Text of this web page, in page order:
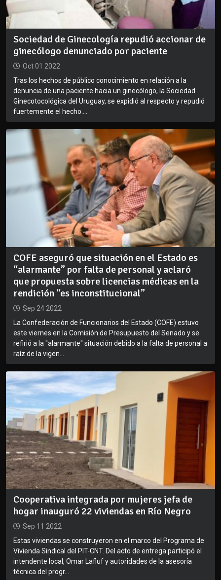
Sociedad de Ginecología repudió accionar de
ginecólogo denunciado por paciente
Oct 01 2022
Tras los hechos de público conocimiento en relación a la
denuncia de una paciente hacia un ginecólogo, la Sociedad
Ginecotocológica del Uruguay, se expidió al respecto y repudió
fuertemente el hecho....
COFE aseguró que situación en el Estado es
“alarmante” por falta de personal y aclaró
que propuesta sobre licencias médicas en la
rendición “es inconstitucional”
Sep 24 2022
La Confederación de Funcionarios del Estado (COFE) estuvo
este viernes en la Comisión de Presupuesto del Senado y se
refirió a la "alarmante" situación debido a la falta de personal a
raíz de la vigen...
Cooperativa integrada por mujeres jefa de
hogar inauguró 22 viviendas en Río Negro
Sep 11 2022
Estas viviendas se construyeron en el marco del Programa de
Vivienda Sindical del PIT-CNT. Del acto de entrega participó el
intendente local, Omar Lafluf y autoridades de la asesoría
técnica del progr...